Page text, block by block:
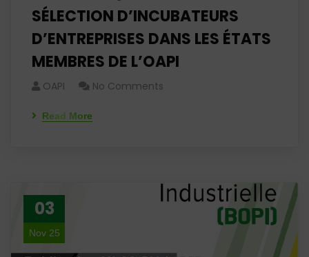
SÉLECTION D’INCUBATEURS
D’ENTREPRISES DANS LES ÉTATS
MEMBRES DE L’OAPI
OAPI No Comments
Read More
03
Nov 25